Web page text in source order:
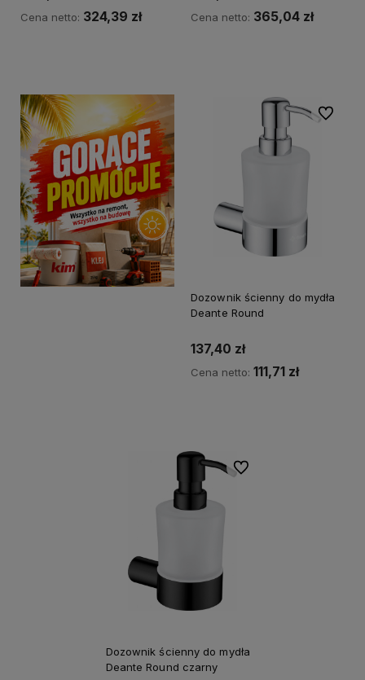
Cena netto: 324,39 zł Cena netto: 365,04 zł
Dozownik ścienny do mydła
Deante Round
137,40 zł
Cena netto: 111,71 zł
Do
Dozownik ścienny do mydła
Deante Round czarny
Do ulubionych